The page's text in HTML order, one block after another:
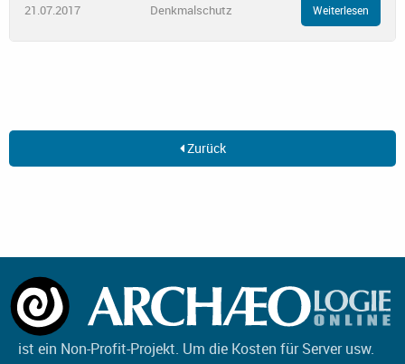
21.07.2017 Denkmalschutz Weiterlesen
Zurück
ist ein Non-Profit-Projekt. Um die Kosten für Server usw.